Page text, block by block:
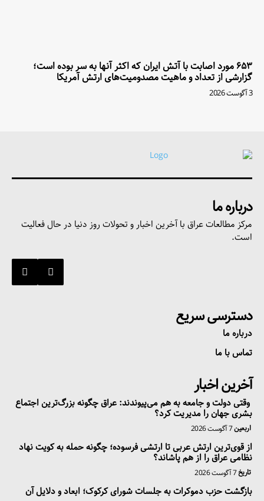
۶۵۳ مورد اصابت با آتش ایران که اکثر آنها به سر بوده است؛
گزارشی از تعداد و ماهیت مصدومیت‌های ارتش آمریکا
3 آگوست 2026
درباره ما
مرکز مطالعات عراق با آخرین اخبار و تحولات روز دنیا در حال فعالیت
است.
دسترسی سریع
درباره ما
تماس با ما
آخرین اخبار
وقتی دولت و جامعه به هم می‌پیوندند: عراق چگونه بزرگ‌ترین اجتماع
بشری جهان را مدیریت کرد؟
اربعین7 آگوست 2026
از قوی‌ترین ارتش عربی تا ارتشی فرسوده؛ چگونه حمله به کویت نهاد
نظامی عراق را از هم پاشاند؟
تاریخ7 آگوست 2026
بازگشت حزب دموکرات به جلسات شورای کرکوک؛ ابعاد و دلایل آن